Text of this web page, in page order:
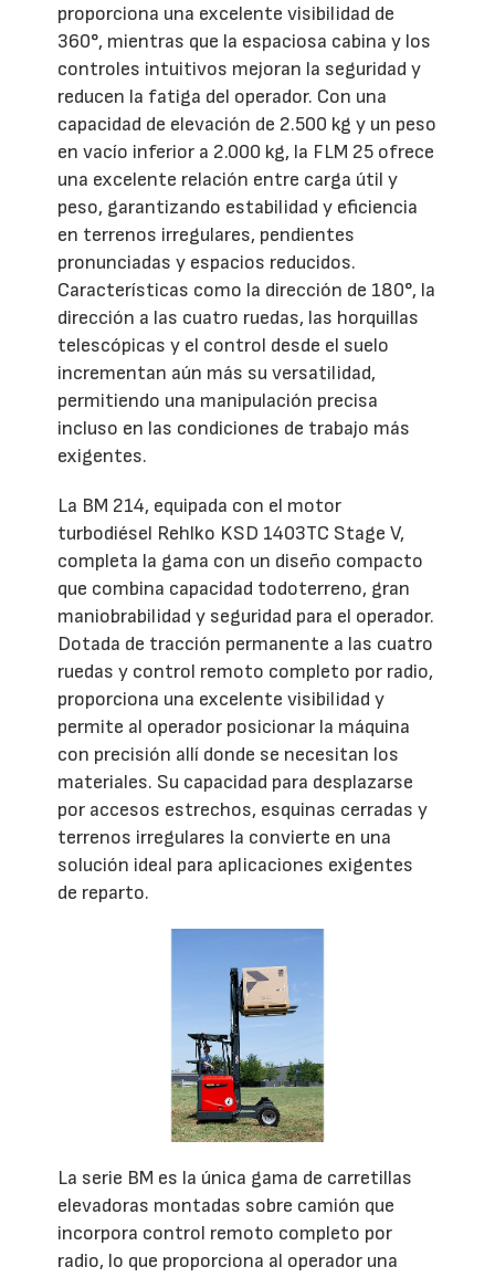
proporciona una excelente visibilidad de
360°, mientras que la espaciosa cabina y los
controles intuitivos mejoran la seguridad y
reducen la fatiga del operador. Con una
capacidad de elevación de 2.500 kg y un peso
en vacío inferior a 2.000 kg, la FLM 25 ofrece
una excelente relación entre carga útil y
peso, garantizando estabilidad y eficiencia
en terrenos irregulares, pendientes
pronunciadas y espacios reducidos.
Características como la dirección de 180°, la
dirección a las cuatro ruedas, las horquillas
telescópicas y el control desde el suelo
incrementan aún más su versatilidad,
permitiendo una manipulación precisa
incluso en las condiciones de trabajo más
exigentes.
La BM 214, equipada con el motor
turbodiésel Rehlko KSD 1403TC Stage V,
completa la gama con un diseño compacto
que combina capacidad todoterreno, gran
maniobrabilidad y seguridad para el operador.
Dotada de tracción permanente a las cuatro
ruedas y control remoto completo por radio,
proporciona una excelente visibilidad y
permite al operador posicionar la máquina
con precisión allí donde se necesitan los
materiales. Su capacidad para desplazarse
por accesos estrechos, esquinas cerradas y
terrenos irregulares la convierte en una
solución ideal para aplicaciones exigentes
de reparto.
La serie BM es la única gama de carretillas
elevadoras montadas sobre camión que
incorpora control remoto completo por
radio, lo que proporciona al operador una